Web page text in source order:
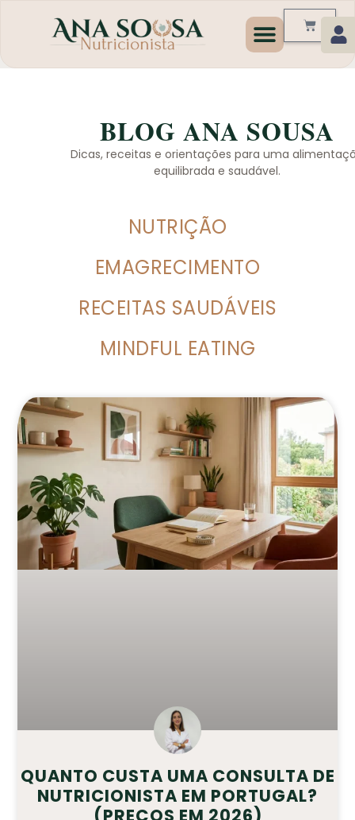
BLOG ANA SOUSA
Dicas, receitas e orientações para uma
equilibrada e saudável.
NUTRIÇÃO
EMAGRECIMENTO
RECEITAS SAUDÁVEIS
MINDFUL EATING
QUANTO CUSTA UMA CONSULTA DE
NUTRICIONISTA EM PORTUGAL?